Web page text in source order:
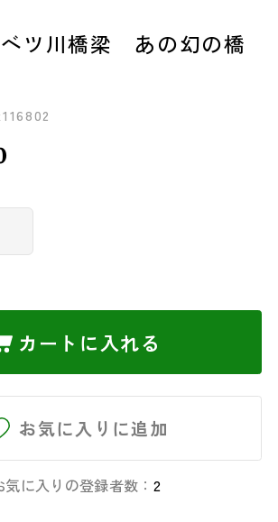
ツ川橋梁 あの幻の橋
カートに入れる
お気に入りに追加
気に入りの登録者数： 2